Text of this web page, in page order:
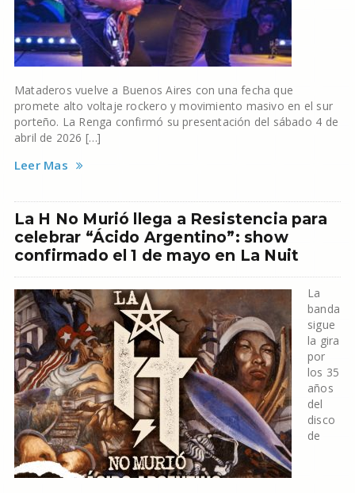
Mataderos vuelve a Buenos Aires con una fecha que
promete alto voltaje rockero y movimiento masivo en el sur
porteño. La Renga confirmó su presentación del sábado 4 de
abril de 2026 […]
Leer Mas
La H No Murió llega a Resistencia para
celebrar “Ácido Argentino”: show
confirmado el 1 de mayo en La Nuit
La
banda
sigue
la gira
por
los 35
años
del
disco
de